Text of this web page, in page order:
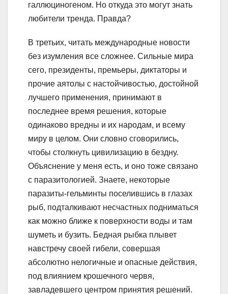
галлюциногеном. Но откуда это могут знать
любители тренда. Правда?
В третьих, читать международные новости
без изумления все сложнее. Сильные мира
сего, президенты, премьеры, диктаторы и
прочие аятолы с настойчивостью, достойной
лучшего применения, принимают в
последнее время решения, которые
одинаково вредны и их народам, и всему
миру в целом. Они словно сговорились,
чтобы столкнуть цивилизацию в бездну.
Объяснение у меня есть, и оно тоже связано
с паразитологией. Знаете, некоторые
паразиты-гельминты поселившись в глазах
рыб, подталкивают несчастных подниматься
как можно ближе к поверхности воды и там
шуметь и бузить. Бедная рыбка плывет
навстречу своей гибели, совершая
абсолютно нелогичные и опасные действия,
под влиянием крошечного червя,
завладевшего центром принятия решений.